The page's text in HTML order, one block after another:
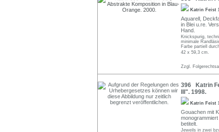
Katrin Feist
Aquarell,
in Blei u.re.
Hand.
Knickspurig,
minimale
Farbe partiell
42 x 59,3 cm.
Zzgl.
396 Katrin
III". 1998.
Katrin Feist
Gouachen mit
betitelt.
Jeweils in zwei